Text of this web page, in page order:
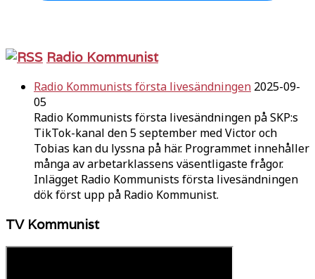
Radio Kommunist
Radio Kommunists första livesändningen 2025-09-
05
Radio Kommunists första livesändningen på SKP:s
TikTok-kanal den 5 september med Victor och
Tobias kan du lyssna på här. Programmet innehåller
många av arbetarklassens väsentligaste frågor.
Inlägget Radio Kommunists första livesändningen
dök först upp på Radio Kommunist.
TV Kommunist